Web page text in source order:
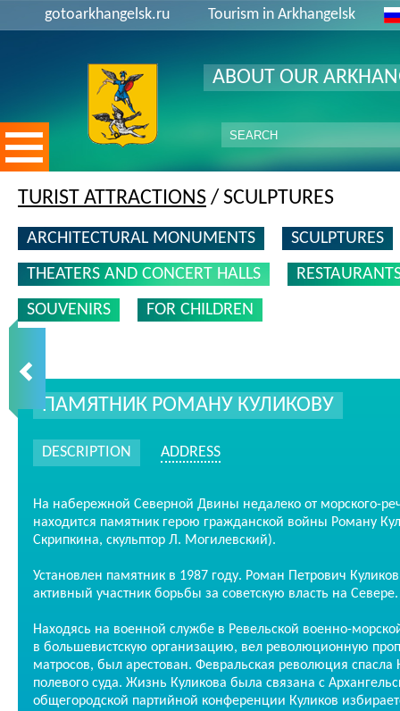
gotoarkhangelsk.ru Tourism in Arkhangelsk
ABOUT OUR
TURIST ATTRACTIONS / SCULPTURES
ARCHITECTURAL MONUMENTS
SCULPTURES
THEATERS AND CONCERT HALLS
SOUVENIRS
FOR CHILDREN
ПАМЯТНИК РОМАНУ КУЛИКОВУ
DESCRIPTION ADDRESS
На набережной Северной Двины недалеко от морского-
находится памятник герою гражданской войны Роману
Скрипкина, скульптор Л. Могилевский).
Установлен памятник в 1987 году. Роман Петрович
активный участник борьбы за советскую власть на
Находясь на военной службе в Ревельской военно-
в большевистскую организацию, вел революционную
матросов, был арестован. Февральская революция спасла
полевого суда. Жизнь Куликова была связана с
общегородской партийной конференции Куликов